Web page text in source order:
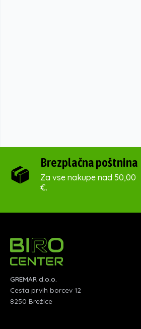
Brezplačna poštnina
Za vse nakupe nad 50,00
€.
GREMAR d.o.o.
Cesta prvih borcev 12
8250 Brežice